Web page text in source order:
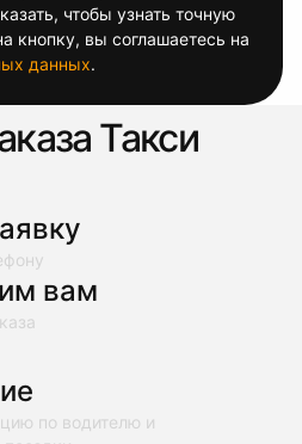
чтобы узнать точную
кнопку, вы соглашаетесь на
данных.
Такси
вам
по водителю и